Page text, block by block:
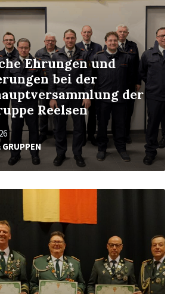
Ehrungen und
bei der
der
Reelsen
GRUPPEN